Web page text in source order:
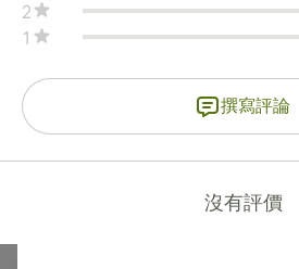
2
1
撰寫評論
沒有評價